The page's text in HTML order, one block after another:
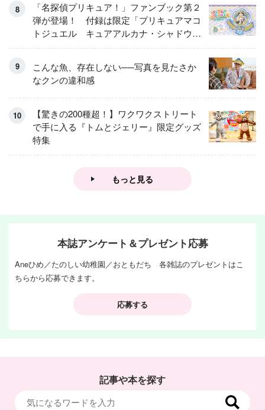
「名探偵プリキュア！」ファンブック第２
弾が登場！ 付録は限定「プリキュアマコ
トジュエル キュアアルカナ・シャドウ
アイスver.」 キュアエクレールを大特
こんな魚、存在しない──写真を見たさか
なクンの違和感
【驚きの200種超！】ワクワクストリート
で手に入る『トムとジェリー』限定グッズ
特集
もっと見る
本誌アンケート＆プレゼント応募
Aneひめ／たのしい幼稚園／おともだち 各雑誌のプレゼントはこ
ちらから応募できます。
応募する
記事や本を探す